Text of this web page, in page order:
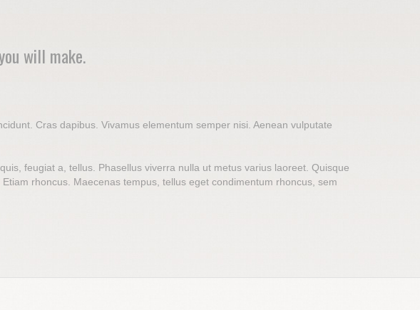
will make.
Cras dapibus. Vivamus elementum semper nisi. Aenean vulputate
feugiat a, tellus. Phasellus viverra nulla ut metus varius laoreet. Quisque
rhoncus. Maecenas tempus, tellus eget condimentum rhoncus, sem